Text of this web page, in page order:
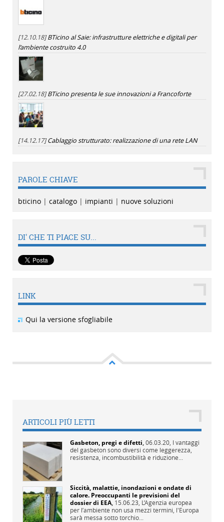
[12.10.18]BTicino al Saie: infrastrutture elettriche e digitali per
l’ambiente costruito 4.0
[27.02.18]BTicino presenta le sue innovazioni a Francoforte
[14.12.17]Cablaggio strutturato: realizzazione di una rete LAN
PAROLE CHIAVE
bticino | catalogo | impianti | nuove soluzioni
DI' CHE TI PIACE SU...
LINK
Qui la versione sfogliabile
ARTICOLI PIÙ LETTI
Gasbeton, pregi e difetti,06.03.20, I vantaggi
del gasbeton sono diversi come leggerezza,
resistenza, incombustibilità e riduzione...
Siccità, malattie, inondazioni e ondate di
calore. Preoccupanti le previsioni del
dossier di EEA, 15.06.23, L’Agenzia europea
per l’ambiente non usa mezzi termini, l'Europa
sarà messa sotto torchio...